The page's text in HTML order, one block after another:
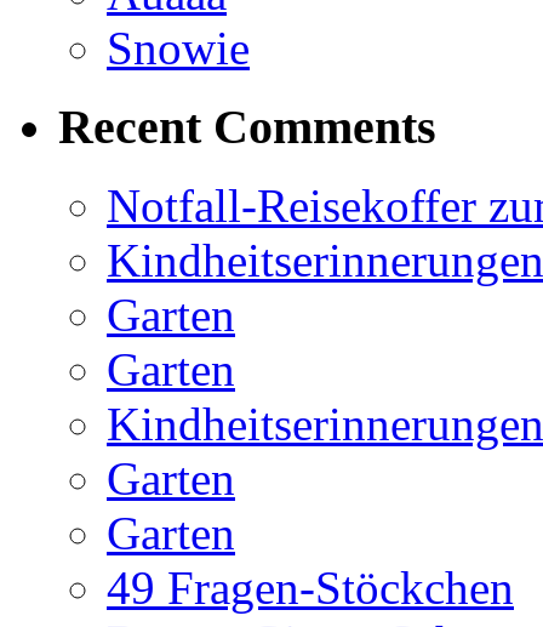
Snowie
Recent Comments
Notfall-Reisekoffer
Kindheitserinnerungen
Garten
Garten
Kindheitserinnerungen
Garten
Garten
49 Fragen-Stöckchen